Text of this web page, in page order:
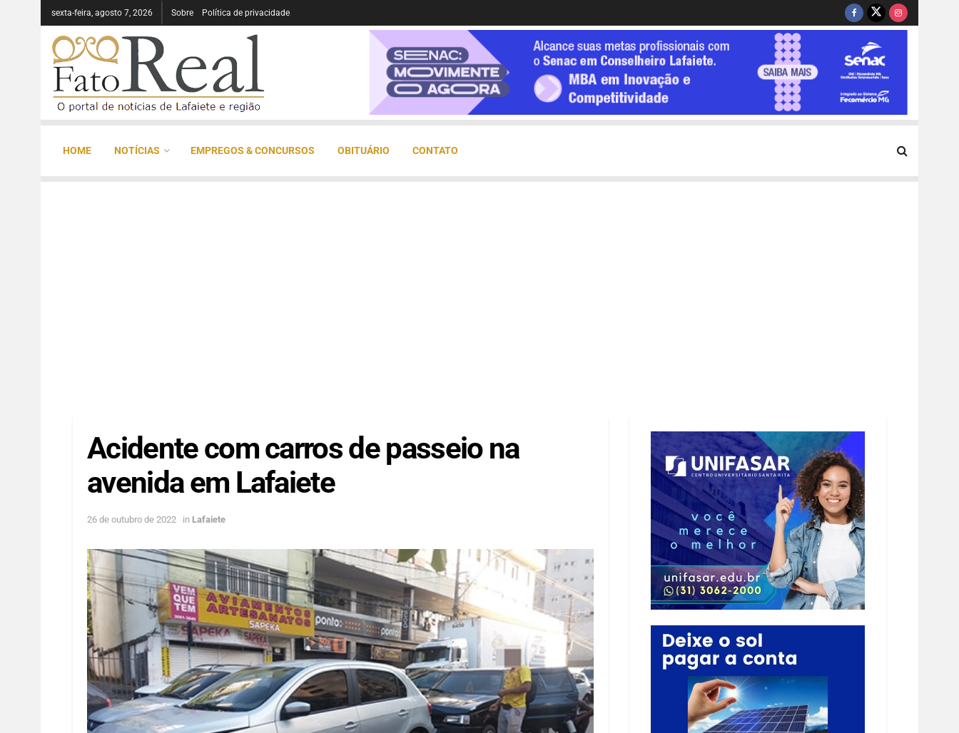
sexta-feira, agosto 7, 2026 Sobre Política de privacidade
HOME NOTÍCIAS EMPREGOS & CONCURSOS OBITUÁRIO CONTATO
Acidente com carros de passeio na
avenida em Lafaiete
26 de outubro de 2022 in Lafaiete